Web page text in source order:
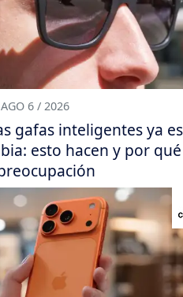
6 / 2026
gafas inteligentes ya
esto hacen y por qué